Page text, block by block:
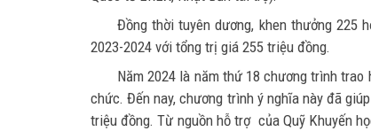
Đồng thời tuyên dương, khen thưởng 225
2023-2024 với tổng trị giá 255 triệu đồng.
Năm 2024 là năm thứ 18 chương trình
chức. Đến nay, chương trình ý nghĩa này đã
triệu đồng. Từ nguồn hỗ trợ của Quỹ Khuyến